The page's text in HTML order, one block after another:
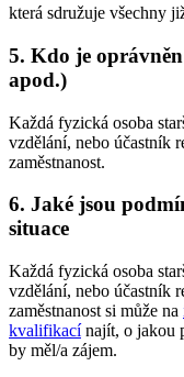
která sdružuje všechny
5. Kdo je
apod.)
Každá fyzická osoba
vzdělání, nebo účastník
zaměstnanost.
6. Jaké jsou
situace
Každá fyzická osoba
vzdělání, nebo účastník
zaměstnanost si může na
kvalifikacínajít, o jakou
by měl/a zájem.